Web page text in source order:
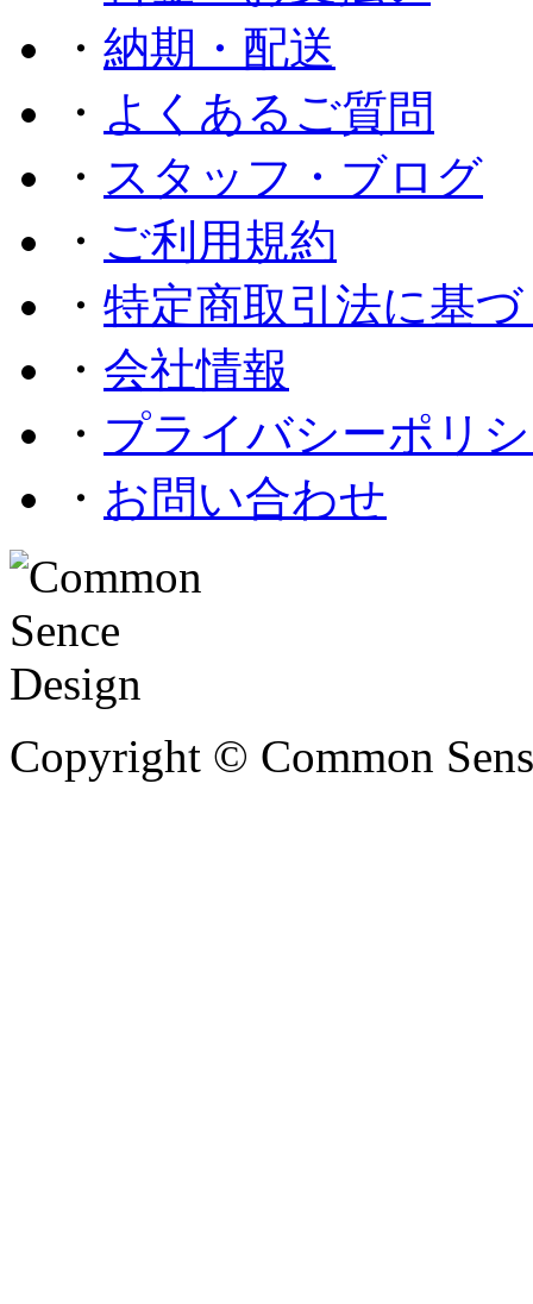
・ 納期・配送
・ よくあるご質問
・ スタッフ・ブログ
・ ご利用規約
・ 特定商取引法に基
・ 会社情報
・ プライバシーポリ
・ お問い合わせ
Copyright © Common